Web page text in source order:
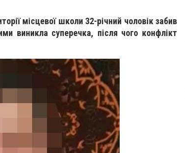
місцевої школи 32-річний чоловік забив
виникла суперечка, після чого конфлікт